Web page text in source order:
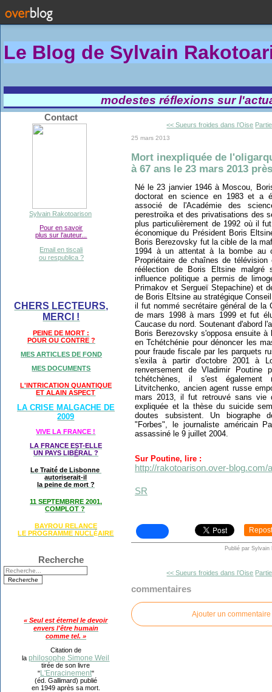
Le Blog de Sylvain Rakotoa
modestes réflexions sur
Contact
Sylvain Rakotoarison
Pour en savoir
plus sur l'auteur...
Email en tiscali
ou respublica ?
CHERS LECTEURS,
MERCI !
PEINE DE MORT :
POUR OU CONTRE ?
MES ARTICLES DE FOND
MES DOCUMENTS
L'INTRICATION QUANTIQUE
ET ALAIN ASPECT
LA CRISE MALGACHE DE
2009
VIVE LA FRANCE !
LA FRANCE EST-ELLE
UN PAYS LIBÉRAL ?
Le Traité de Lisbonne
autoriserait-il
la peine de mort ?
11 SEPTEMBRRE 2001,
COMPLOT ?
BAYROU RELANCE
LE PROGRAMME NUCLÉAIRE
Recherche
« Seul est éternel le devoir
envers l'être humain
comme tel. »
Citation de
laphilosophe Simone Weil
tirée de son livre
"L'Enracinement"
(éd. Gallimard) publié
en 1949 après sa mort.
<< Sueurs froides dans l’Oise
25 mars 2013
Mort inexpliquée de
à 67 ans le 23 mars 2013
Né le 23 janvier 1946 à Moscou,
doctorat en science en 1983 et a
associé de l'Académie des
perestroika et des privatisations des
plus particulièrement de 1992 où il
économique du Président Boris
Boris Berezovsky fut la cible de la
1994 à un attentat à la bombe au
Propriétaire de chaînes de
réélection de Boris Eltsine
influence politique a permis de
Primakov et Sergueï Stepachine) et
de Boris Eltsine au stratégique
il fut nommé secrétaire général de la
de mars 1998 à mars 1999 et fut
Caucase du nord. Soutenant d'abord
Boris Berezovsky s'opposa ensuite
en Tchétchénie pour dénoncer les
pour fraude fiscale par les parquets
s'exila à partir d'octobre 2001 à
renversement de Vladimir Poutine
tchétchènes, il s'est également
Litvitchenko, ancien agent russe
mars 2013, il fut retrouvé sans vie
expliquée et la thèse du suicide
doutes subsistent. Un biographe
"Forbes", le journaliste américain
assassiné le 9 juillet 2004.
Sur Poutine, lire :
http://rakotoarison.over-blog.com/
SR
Repost
Publié par Sylvain
<< Sueurs froides dans l’Oise
commentaires
Ajouter un commentaire